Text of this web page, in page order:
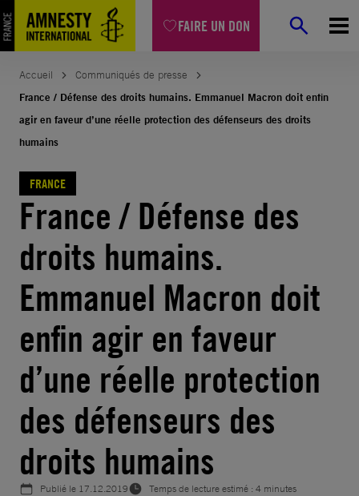
FAIRE UN DON
Aller
au
contenu
Accueil
Communiqués de presse
France / Défense des droits humains. Emmanuel Macron doit enfin
agir en faveur d’une réelle protection des défenseurs des droits
humains
FRANCE
France / Défense des
droits humains.
Emmanuel Macron doit
enfin agir en faveur
d’une réelle protection
des défenseurs des
droits humains
Publié le 17.12.2019
Temps de lecture estimé : 4 minutes